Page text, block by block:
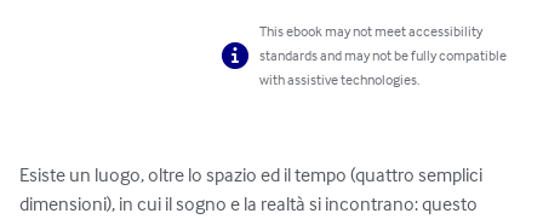
This ebook may not meet accessibility
standards and may not be fully compatible
with assistive technologies.
Esiste un luogo, oltre lo spazio ed il tempo (quattro semplici
dimensioni), in cui il sogno e la realtà si incontrano: questo